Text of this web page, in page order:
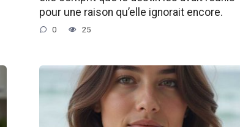
pour une raison qu’elle ignorait encore.
0 25